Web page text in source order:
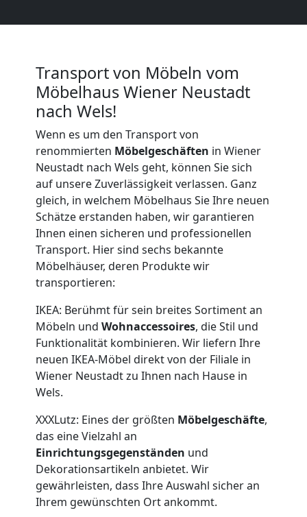
Transport von Möbeln vom
Möbelhaus Wiener Neustadt
nach Wels!
Wenn es um den Transport von
renommierten Möbelgeschäften in Wiener
Neustadt nach Wels geht, können Sie sich
auf unsere Zuverlässigkeit verlassen. Ganz
gleich, in welchem Möbelhaus Sie Ihre neuen
Schätze erstanden haben, wir garantieren
Ihnen einen sicheren und professionellen
Transport. Hier sind sechs bekannte
Möbelhäuser, deren Produkte wir
transportieren:
IKEA: Berühmt für sein breites Sortiment an
Möbeln und Wohnaccessoires, die Stil und
Funktionalität kombinieren. Wir liefern Ihre
neuen IKEA-Möbel direkt von der Filiale in
Wiener Neustadt zu Ihnen nach Hause in
Wels.
XXXLutz: Eines der größten Möbelgeschäfte,
das eine Vielzahl an
Einrichtungsgegenständen und
Dekorationsartikeln anbietet. Wir
gewährleisten, dass Ihre Auswahl sicher an
Ihrem gewünschten Ort ankommt.
Wiener
Neustadt
Qualitäts-
Umzüge
Wiener
Neustadt
Vereinsumzug
Wiener
Neustadt
Anfrage
Möbeltransport